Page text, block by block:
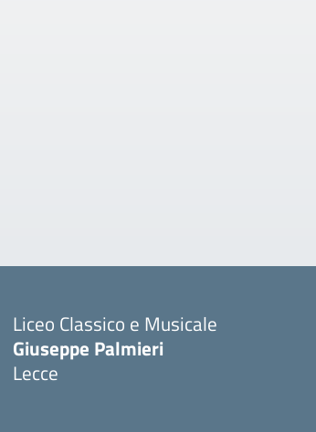
Liceo Classico e Musicale
Giuseppe Palmieri
Lecce